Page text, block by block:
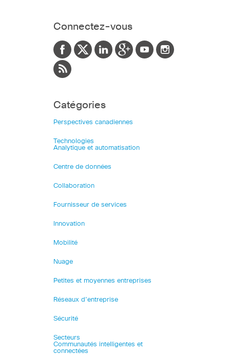
Connectez-vous
Catégories
Perspectives canadiennes
Technologies
Analytique et automatisation
Centre de données
Collaboration
Fournisseur de services
Innovation
Mobilité
Nuage
Petites et moyennes entreprises
Réseaux d’entreprise
Sécurité
Secteurs
Communautés intelligentes et
connectées